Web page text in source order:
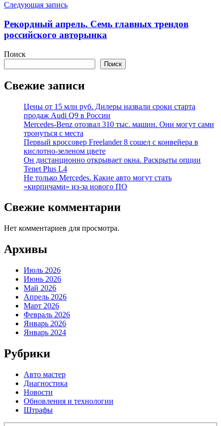
Следующая запись
Рекордный апрель. Семь главных трендов
российского авторынка
Поиск
Поиск
Свежие записи
Цены от 15 млн руб. Дилеры назвали сроки старта
продаж Audi Q9 в России
Mercedes-Benz отозвал 310 тыс. машин. Они могут сами
тронуться с места
Первый кроссовер Freelander 8 сошел с конвейера в
кислотно-зеленом цвете
Он дистанционно открывает окна. Раскрыты опции
Tenet Plus L4
Не только Mercedes. Какие авто могут стать
«кирпичами» из-за нового ПО
Свежие комментарии
Нет комментариев для просмотра.
Архивы
Июль 2026
Июнь 2026
Май 2026
Апрель 2026
Март 2026
Февраль 2026
Январь 2026
Январь 2024
Рубрики
Авто мастер
Диагностика
Новости
Обновления и технологии
Штрафы